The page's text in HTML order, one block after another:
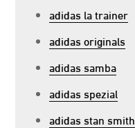
adidas la trainer
adidas originals
adidas samba
adidas spezial
adidas stan smith